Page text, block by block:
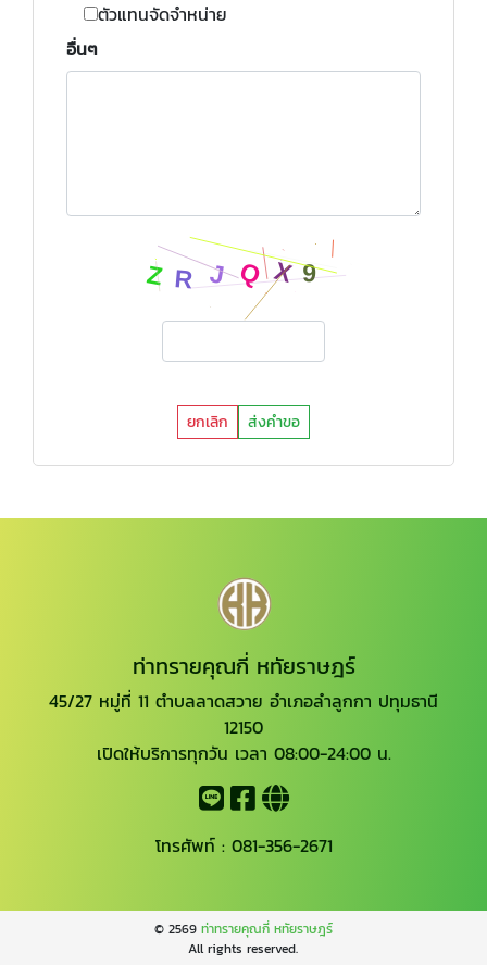
ตัวแทนจัดจำหน่าย
อื่นๆ
ยกเลิก ส่งคำขอ
ท่าทรายคุณกี่ หทัยราษฎร์
45/27 หมู่ที่ 11 ตำบลลาดสวาย อำเภอลำลูกกา ปทุมธานี
12150
เปิดให้บริการทุกวัน เวลา 08:00-24:00 น.
โทรศัพท์ : 081-356-2671
© 2569 ท่าทรายคุณกี่ หทัยราษฎร์
All rights reserved.